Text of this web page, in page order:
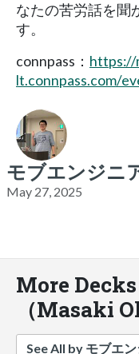
なたの苦労話を聞
す。
connpass： https://
lt.connpass.com/
モブエンジニ
May 27, 2025
More
（Masaki
See All by モブエ